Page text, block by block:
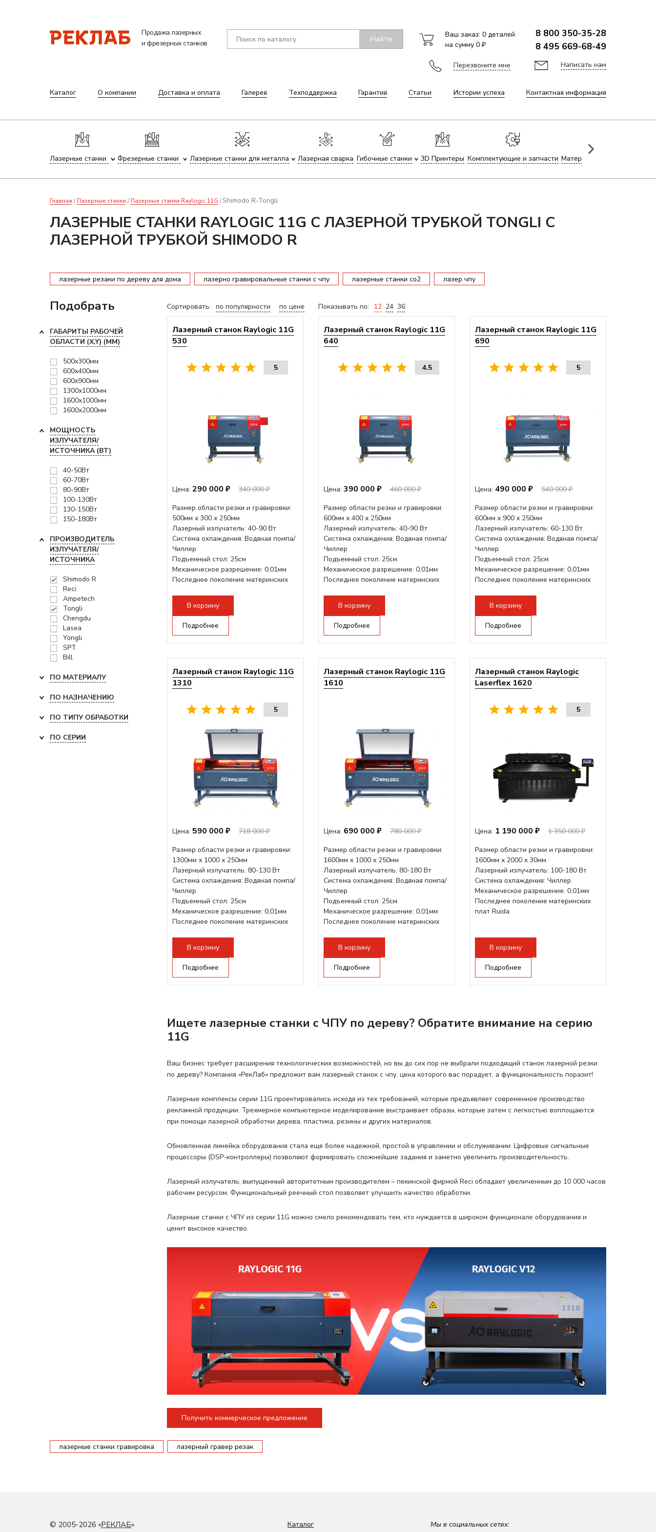
Продажа лазерных
и фрезерных станков
Найти Ваш заказ: 0деталей
на сумму 0 ₽
8 800 350-35-28
8 495 669-68-49
Перезвоните мне Написать нам
Каталог О компании Доставка и оплата Галерея Техподдержка Гарантия Статьи Истории успеха Контактная информация
Лазерные станки Фрезерные станки Лазерные станки для металла Лазерная сварка Гибочные станки 3D Принтеры Комплектующие и запчасти Материалы для лазерной
Главная Лазерные станки Лазерные станки Raylogic 11G Shimodo R-Tongli
ЛАЗЕРНЫЕ СТАНКИ RAYLOGIC 11G С ЛАЗЕРНОЙ ТРУБКОЙ TONGLI С
ЛАЗЕРНОЙ ТРУБКОЙ SHIMODO R
лазерные резаки по дереву для дома лазерно гравировальные станки с чпу лазерные станки со2 лазер чпу
Сортировать: по популярности по цене Показывать по: 12 24 36
Лазерный станок Raylogic 11G
530
5
Цена: 290 000 ₽
340 000 ₽
Размер области резки и гравировки:
500мм х 300 х 250мм
Лазерный излучатель: 40-90 Вт
Система охлаждения: Водяная помпа/
Чиллер
Подъемный стол: 25см
Механическое разрешение: 0,01мм
Последнее поколение материнских
В корзину
Подробнее
Лазерный станок Raylogic 11G
640
4.5
Цена: 390 000 ₽
460 000 ₽
Размер области резки и гравировки:
600мм х 400 х 250мм
Лазерный излучатель: 40-90 Вт
Система охлаждения: Водяная помпа/
Чиллер
Подъемный стол: 25см
Механическое разрешение: 0,01мм
Последнее поколение материнских
В корзину
Подробнее
Лазерный станок Raylogic 11G
690
5
Цена: 490 000 ₽
540 000 ₽
Размер области резки и гравировки:
600мм х 900 х 250мм
Лазерный излучатель: 60-130 Вт
Система охлаждения: Водяная помпа/
Чиллер
Подъемный стол: 25см
Механическое разрешение: 0,01мм
Последнее поколение материнских
В корзину
Подробнее
Лазерный станок Raylogic 11G
1310
5
Цена: 590 000 ₽
718 000 ₽
Размер области резки и гравировки:
1300мм х 1000 х 250мм
Лазерный излучатель: 80-130 Вт
Система охлаждения: Водяная помпа/
Чиллер
Подъемный стол: 25см
Механическое разрешение: 0,01мм
Последнее поколение материнских
В корзину
Подробнее
Лазерный станок Raylogic 11G
1610
Цена: 690 000 ₽
780 000 ₽
Размер области резки и гравировки:
1600мм х 1000 х 250мм
Лазерный излучатель: 80-180 Вт
Система охлаждения: Водяная помпа/
Чиллер
Подъемный стол: 25см
Механическое разрешение: 0,01мм
Последнее поколение материнских
В корзину
Подробнее
Лазерный станок Raylogic
Laserflex 1620
5
Цена: 1 190 000 ₽
1 350 000 ₽
Размер области резки и гравировки:
1600мм х 2000 х 30мм
Лазерный излучатель: 100-180 Вт
Система охлаждения: Чиллер
Механическое разрешение: 0,01мм
Последнее поколение материнских
плат Ruida
В корзину
Подробнее
Ищете лазерные станки с ЧПУ по дереву? Обратите внимание на серию
11G
Ваш бизнес требует расширения технологических возможностей, но вы до сих пор не выбрали подходящий станок лазерной резки
по дереву? Компания «РекЛаб» предложит вам лазерный станок с чпу, цена которого вас порадует, а функциональность поразит!
Лазерные комплексы серии 11G проектировались исходя из тех требований, которые предъявляет современное производство
рекламной продукции. Трехмерное компьютерное моделирование выстраивает образы, которые затем с легкостью воплощаются
при помощи лазерной обработки дерева, пластика, резины и других материалов.
Обновленная линейка оборудования стала еще более надежной, простой в управлении и обслуживании. Цифровые сигнальные
процессоры (DSP-контроллеры) позволяют формировать сложнейшие задания и заметно увеличить производительность.
Лазерный излучатель, выпущенный авторитетным производителем – пекинской фирмой Reci обладает увеличенным до 10 000 часов
рабочим ресурсом. Функциональный реечный стол позволяет улучшить качество обработки.
Лазерные станки с ЧПУ из серии 11G можно смело рекомендовать тем, кто нуждается в широком функционале оборудования и
ценит высокое качество.
Получить коммерческое предложение
Подобрать
ГАБАРИТЫ РАБОЧЕЙ
ОБЛАСТИ (X,Y) (ММ)
500x300мм
600x400мм
600x900мм
1300x1000мм
1600x1000мм
1600x2000мм
МОЩНОСТЬ
ИЗЛУЧАТЕЛЯ/
ИСТОЧНИКА (ВТ)
40-50Вт
60-70Вт
80-90Вт
100-130Вт
130-150Вт
150-180Вт
ПРОИЗВОДИТЕЛЬ
ИЗЛУЧАТЕЛЯ/
ИСТОЧНИКА
Shimodo R
Reci
Ampetech
Tongli
Chengdu
Lasea
Yongli
SPT
Bill
ПО МАТЕРИАЛУ
ПО НАЗНАЧЕНИЮ
ПО ТИПУ ОБРАБОТКИ
ПО СЕРИИ
лазерные станки гравировка лазерный гравер резак
© 2005-2026 «РЕКЛАБ» Каталог Мы в социальных сетях: